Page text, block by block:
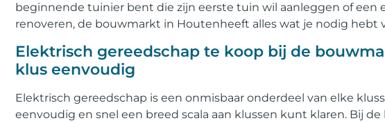
beginnende tuinier bent die zijn eerste tuin wil aanleggen of een
renoveren, de bouwmarkt in Houtenheeft alles wat je nodig hebt
Elektrisch gereedschap te koop bij de
klus eenvoudig
Elektrisch gereedschap is een onmisbaar onderdeel van elke
eenvoudig en snel een breed scala aan klussen kunt klaren. Bij